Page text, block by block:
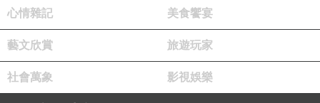
而重新叩問人生的本質和終極目標，在喧囂浮躁
的塵世中回歸心靈的安寧。
中央電視臺"子午書簡'特將田維和子尤的生命絕
心情雜記 美食饗宴
藝文欣賞 旅遊玩家
社會萬象 影視娛樂